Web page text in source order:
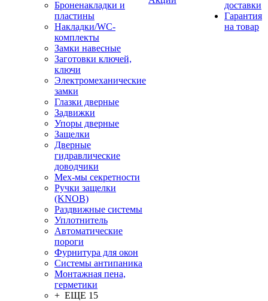
Броненакладки и
пластины
Накладки/WC-
комплекты
Замки навесные
Заготовки ключей,
ключи
Электромеханические
замки
Глазки дверные
Задвижки
Упоры дверные
Защелки
Дверные
гидравлические
доводчики
Мех-мы секретности
Ручки защелки
(KNOB)
Раздвижные системы
Уплотнитель
Автоматические
пороги
Фурнитура для окон
Системы антипаника
Монтажная пена,
герметики
+ ЕЩЕ 15
доставки
Гарантия
на товар